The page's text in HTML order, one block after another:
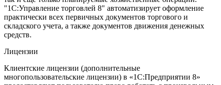
"1С:Управление торговлей 8" автоматизирует оформление
практически всех первичных документов торгового и
складского учета, а также документов движения денежных
средств.
Лицензии
Клиентские лицензии (дополнительные
многопользовательские лицензии) в «1С:Предприятии 8»